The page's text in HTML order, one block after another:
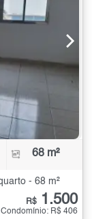
68 m²
- 68 m²
R$ 1.500
Condomínio: R$ 406